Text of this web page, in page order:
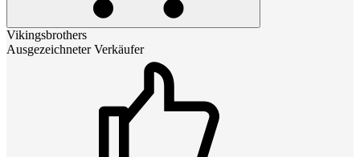
Vikingsbrothers
Ausgezeichneter Verkäufer